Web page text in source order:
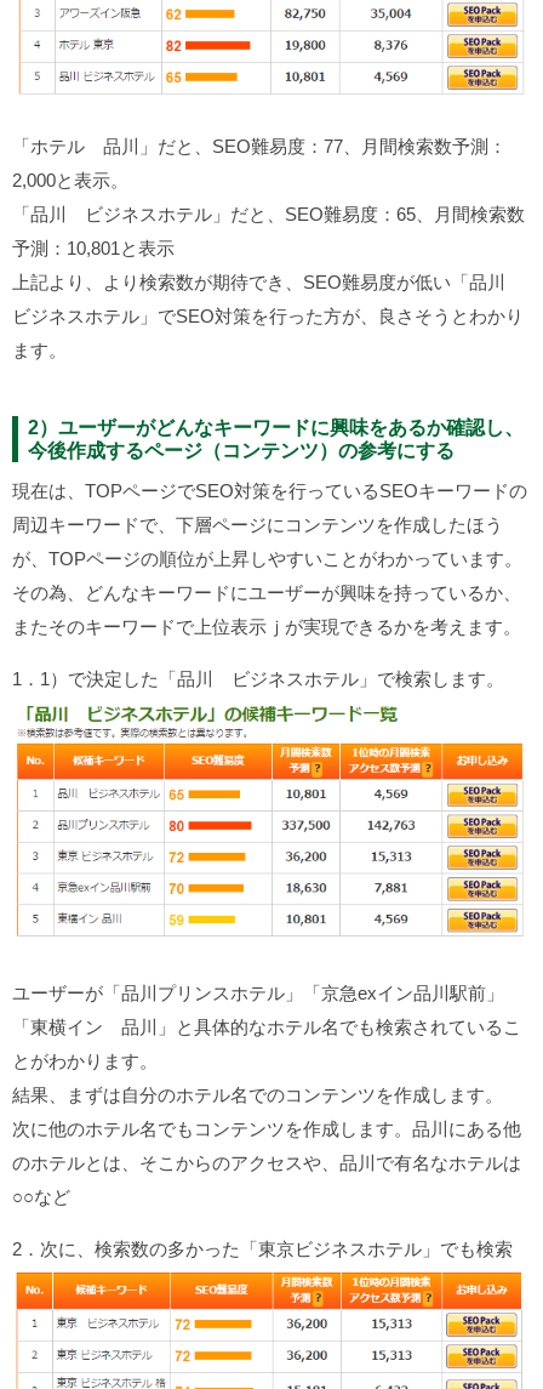
「ホテル 品川」だと、SEO難易度：77、月間検索数予測：
2,000と表示。
「品川 ビジネスホテル」だと、SEO難易度：65、月間検索数
予測：10,801と表示
上記より、より検索数が期待でき、SEO難易度が低い「品川
ビジネスホテル」でSEO対策を行った方が、良さそうとわかり
ます。
2）ユーザーがどんなキーワードに興味をあるか確認し、
今後作成するページ（コンテンツ）の参考にする
現在は、TOPページでSEO対策を行っているSEOキーワードの
周辺キーワードで、下層ページにコンテンツを作成したほう
が、TOPページの順位が上昇しやすいことがわかっています。
その為、どんなキーワードにユーザーが興味を持っているか、
またそのキーワードで上位表示ｊが実現できるかを考えます。
1．1）で決定した「品川 ビジネスホテル」で検索します。
ユーザーが「品川プリンスホテル」「京急exイン品川駅前」
「東横イン 品川」と具体的なホテル名でも検索されているこ
とがわかります。
結果、まずは自分のホテル名でのコンテンツを作成します。
次に他のホテル名でもコンテンツを作成します。品川にある他
のホテルとは、そこからのアクセスや、品川で有名なホテルは
○○など
2．次に、検索数の多かった「東京ビジネスホテル」でも検索